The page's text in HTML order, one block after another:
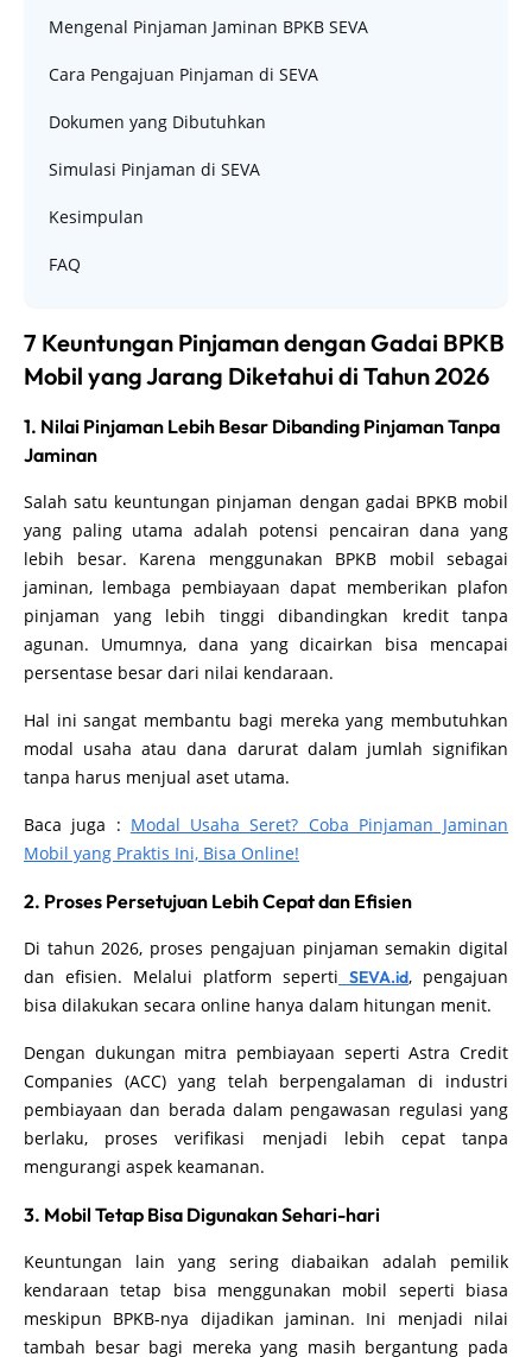
Mengenal Pinjaman Jaminan BPKB SEVA
Cara Pengajuan Pinjaman di SEVA
Dokumen yang Dibutuhkan
Simulasi Pinjaman di SEVA
Kesimpulan
FAQ
7 Keuntungan Pinjaman dengan Gadai BPKB
Mobil yang Jarang Diketahui di Tahun 2026
1. Nilai Pinjaman Lebih Besar Dibanding Pinjaman Tanpa
Jaminan
Salah satu keuntungan pinjaman dengan gadai BPKB mobil
yang paling utama adalah potensi pencairan dana yang
lebih besar. Karena menggunakan BPKB mobil sebagai
jaminan, lembaga pembiayaan dapat memberikan plafon
pinjaman yang lebih tinggi dibandingkan kredit tanpa
agunan. Umumnya, dana yang dicairkan bisa mencapai
persentase besar dari nilai kendaraan.
Hal ini sangat membantu bagi mereka yang membutuhkan
modal usaha atau dana darurat dalam jumlah signifikan
tanpa harus menjual aset utama.
Baca juga : Modal Usaha Seret? Coba Pinjaman Jaminan
Mobil yang Praktis Ini, Bisa Online!
2. Proses Persetujuan Lebih Cepat dan Efisien
Di tahun 2026, proses pengajuan pinjaman semakin digital
dan efisien. Melalui platform seperti SEVA.id, pengajuan
bisa dilakukan secara online hanya dalam hitungan menit.
Dengan dukungan mitra pembiayaan seperti Astra Credit
Companies (ACC) yang telah berpengalaman di industri
pembiayaan dan berada dalam pengawasan regulasi yang
berlaku, proses verifikasi menjadi lebih cepat tanpa
mengurangi aspek keamanan.
3. Mobil Tetap Bisa Digunakan Sehari-hari
Keuntungan lain yang sering diabaikan adalah pemilik
kendaraan tetap bisa menggunakan mobil seperti biasa
meskipun BPKB-nya dijadikan jaminan. Ini menjadi nilai
tambah besar bagi mereka yang masih bergantung pada